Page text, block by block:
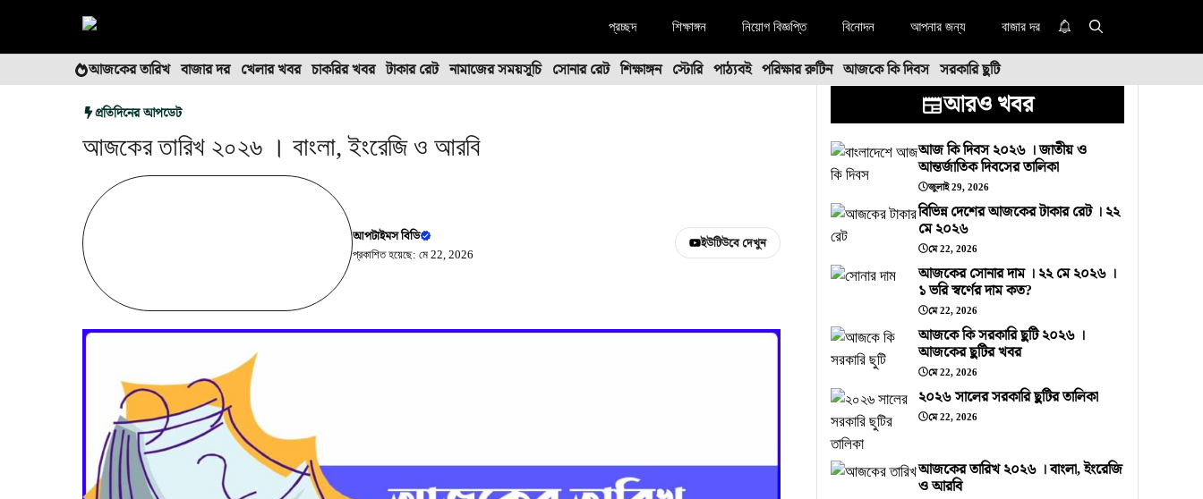
যান
প্রচ্ছদ শিক্ষাঙ্গন নিয়োগ বিজ্ঞপ্তি বিনোদন আপনার জন্য বাজার দর
আজকের তারিখ বাজার দর খেলার খবর চাকরির খবর টাকার রেট নামাজের সময়সূচি সোনার রেট শিক্ষাঙ্গন স্টোরি পাঠ্যবই পরিক্ষার রুটিন আজকে কি দিবস সরকারি ছুটি
প্রতিদিনের আপডেট
আজকের তারিখ ২০২৬ । বাংলা, ইংরেজি ও আরবি
আপটাইমস বিডি
প্রকাশিত হয়েছে: মে 22, 2026
ইউটিউবে দেখুন
আরও খবর
আজ কি দিবস ২০২৬ । জাতীয় ও
আন্তর্জাতিক দিবসের তালিকা
জুলাই 29, 2026
বিভিন্ন দেশের আজকের টাকার রেট । ২২
মে ২০২৬
মে 22, 2026
আজকের সোনার দাম । ২২ মে ২০২৬ ।
১ ভরি স্বর্ণের দাম কত?
মে 22, 2026
আজকে কি সরকারি ছুটি ২০২৬ ।
আজকের ছুটির খবর
মে 22, 2026
২০২৬ সালের সরকারি ছুটির তালিকা
মে 22, 2026
আজকের তারিখ ২০২৬ । বাংলা, ইংরেজি
ও আরবি